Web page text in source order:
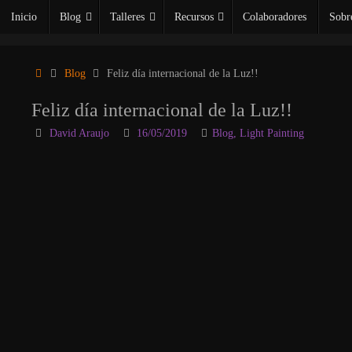
Inicio Blog Talleres Recursos Colaboradores
InicioBlog Feliz día internacional de la Luz!!
Feliz día internacional de la Luz!!
David Araujo 16/05/2019 Blog, Light Painting